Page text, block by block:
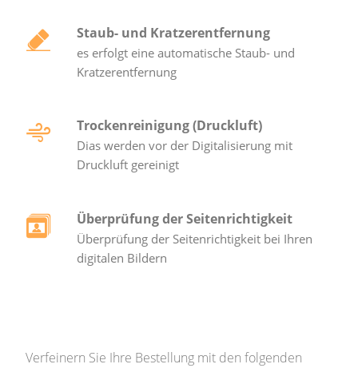
Staub- und Kratzerentfernung
es erfolgt eine automatische Staub- und
Kratzerentfernung
Trockenreinigung (Druckluft)
Dias werden vor der Digitalisierung mit
Druckluft gereinigt
Überprüfung der Seitenrichtigkeit
Überprüfung der Seitenrichtigkeit bei Ihren
digitalen Bildern
Verfeinern Sie Ihre Bestellung mit den folgenden